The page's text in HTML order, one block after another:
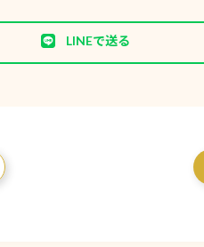
LINEで送る